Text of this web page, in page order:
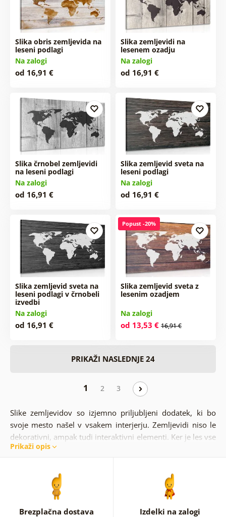
Slika obris zemljevida na
leseni podlagi
Na zalogi
od 16,91 €
Slika zemljevidi na
lesenem ozadju
Na zalogi
od 16,91 €
Slika črnobel zemljevidi
na leseni podlagi
Na zalogi
od 16,91 €
Slika zemljevid sveta na
leseni podlagi
Na zalogi
od 16,91 €
Slika zemljevid sveta na
leseni podlagi v črnobeli
izvedbi
Na zalogi
od 16,91 €
Popust -20%
Slika zemljevid sveta z
lesenim ozadjem
Na zalogi
od 13,53 € 16,91 €
PRIKAŽI NASLEDNJE 24
1 2 3
Slike zemljevidov so izjemno priljubljeni dodatek, ki bo
svoje mesto našel v vsakem interjerju. Zemljevidi niso le
dekorativni, ampak tudi interaktivni elementi. Ker je les vse
bolj priljubljen, smo za vas pripravili leseno podlogo s
zagotovo vas bo prijetno presenetil! Poleg slik zemljevidov
na leseni podlagi boste v naši ponudbi našli tudi črnobele
kombinacije slik zemljevidov na lesu.
Prikaži opis
Brezplačna dostava Izdelki na zalogi